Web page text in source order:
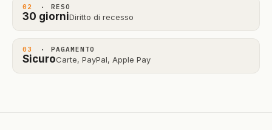
02 · RESO
30 giorniDiritto di recesso
03 · PAGAMENTO
SicuroCarte, PayPal, Apple Pay